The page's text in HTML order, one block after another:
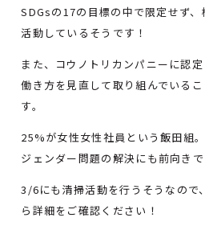
SDGsの17の目標の中で限定せず、
活動しているそうです！
また、コウノトリカンパニーに認定
働き方を見直して取り組んでいる
す。
25%が女性女性社員という飯田組。
ジェンダー問題の解決にも前向きで
3/6にも清掃活動を行うそうなので
ら詳細をご確認ください！